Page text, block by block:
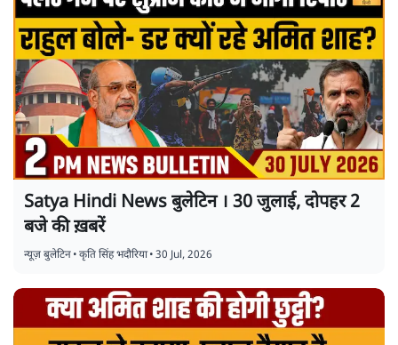
Satya Hindi News बुलेटिन । 30 जुलाई, दोपहर 2
बजे की ख़बरें
न्यूज़ बुलेटिन•कृति सिंह भदौरिया•30 Jul, 2026